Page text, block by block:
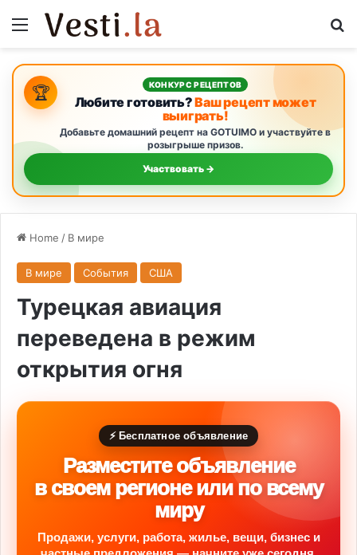
Menu
🏆 КОНКУРС РЕЦЕПТОВ
Любите готовить?Ваш рецепт может
выиграть!
Добавьте домашний рецепт на GOTUIMO и участвуйте в
розыгрыше призов.
Участвовать →
Home / В мире
В мире События США
Турецкая авиация
переведена в режим
открытия огня
⚡ Бесплатное объявление
Разместите объявление
в своем регионе или по всему
миру
Продажи, услуги, работа, жилье, вещи, бизнес и